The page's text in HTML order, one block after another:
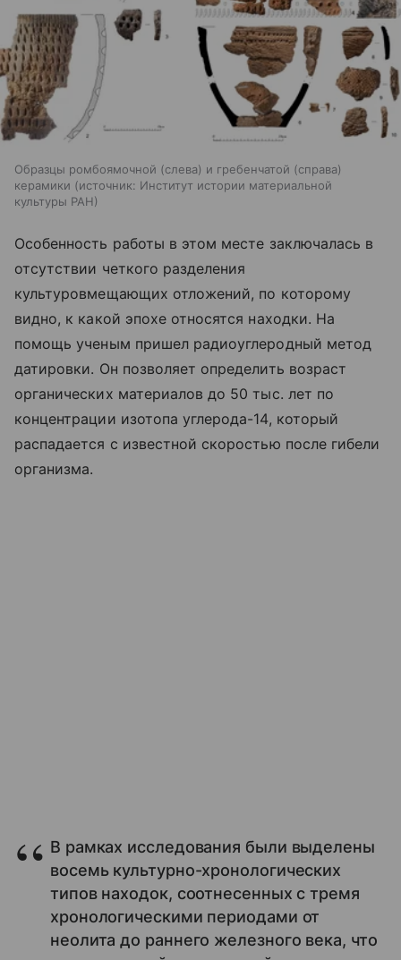
Образцы ромбоямочной (слева) и гребенчатой (справа)
керамики
источник: Институт истории материальной
культуры РАН
Особенность работы в этом месте заключалась в
отсутствии четкого разделения
культуровмещающих отложений, по которому
видно, к какой эпохе относятся находки. На
помощь ученым пришел радиоуглеродный метод
датировки. Он позволяет определить возраст
органических материалов до 50 тыс. лет по
концентрации изотопа углерода-14, который
распадается с известной скоростью после гибели
организма.
В рамках исследования были выделены
восемь культурно-хронологических
типов находок, соотнесенных с тремя
хронологическими периодами от
неолита до раннего железного века, что